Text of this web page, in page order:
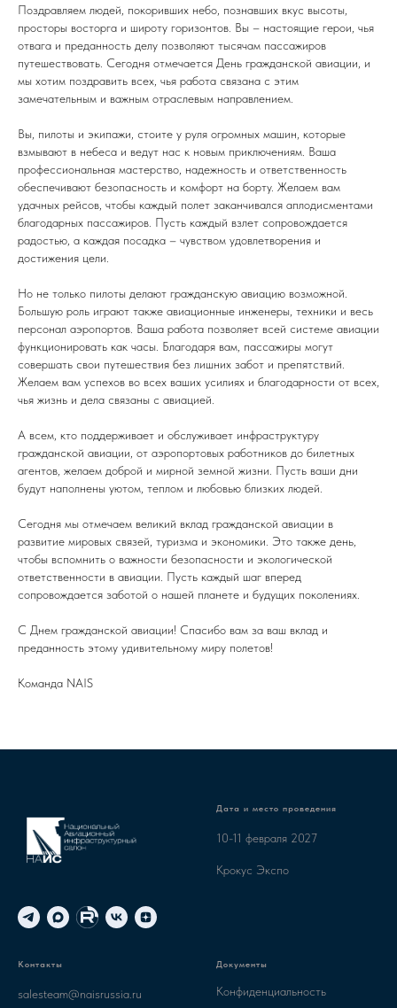
Поздравляем людей, покоривших небо, познавших вкус высоты,
просторы восторга и широту горизонтов. Вы – настоящие герои, чья
отвага и преданность делу позволяют тысячам пассажиров
путешествовать. Сегодня отмечается День гражданской авиации, и
мы хотим поздравить всех, чья работа связана с этим
замечательным и важным отраслевым направлением.
Вы, пилоты и экипажи, стоите у руля огромных машин, которые
взмывают в небеса и ведут нас к новым приключениям. Ваша
профессиональная мастерство, надежность и ответственность
обеспечивают безопасность и комфорт на борту. Желаем вам
удачных рейсов, чтобы каждый полет заканчивался аплодисментами
благодарных пассажиров. Пусть каждый взлет сопровождается
радостью, а каждая посадка – чувством удовлетворения и
достижения цели.
Но не только пилоты делают гражданскую авиацию возможной.
Большую роль играют также авиационные инженеры, техники и весь
персонал аэропортов. Ваша работа позволяет всей системе авиации
функционировать как часы. Благодаря вам, пассажиры могут
совершать свои путешествия без лишних забот и препятствий.
Желаем вам успехов во всех ваших усилиях и благодарности от всех,
чья жизнь и дела связаны с авиацией.
А всем, кто поддерживает и обслуживает инфраструктуру
гражданской авиации, от аэропортовых работников до билетных
агентов, желаем доброй и мирной земной жизни. Пусть ваши дни
будут наполнены уютом, теплом и любовью близких людей.
Сегодня мы отмечаем великий вклад гражданской авиации в
развитие мировых связей, туризма и экономики. Это также день,
чтобы вспомнить о важности безопасности и экологической
ответственности в авиации. Пусть каждый шаг вперед
сопровождается заботой о нашей планете и будущих поколениях.
С Днем гражданской авиации! Спасибо вам за ваш вклад и
преданность этому удивительному миру полетов!
Команда NAIS
Дата и место проведения
10-11 февраля 2027
Крокус Экспо
Контакты
salesteam@naisrussia.ru
Документы
Конфиденциальность